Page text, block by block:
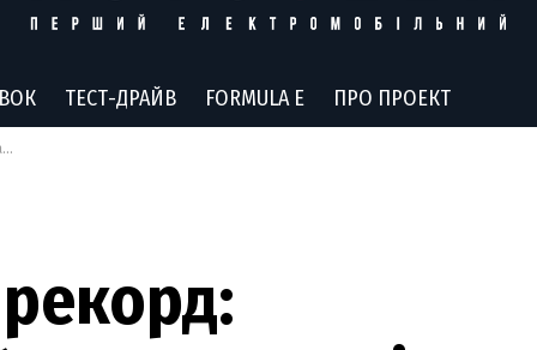
ТЕСТ-ДРАЙВ FORMULA E ПРО ПРОЕКТ